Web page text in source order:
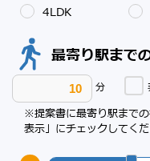
4LDK
最寄り駅まで
分
※提案書に最寄り駅まで
表示」にチェックしてく